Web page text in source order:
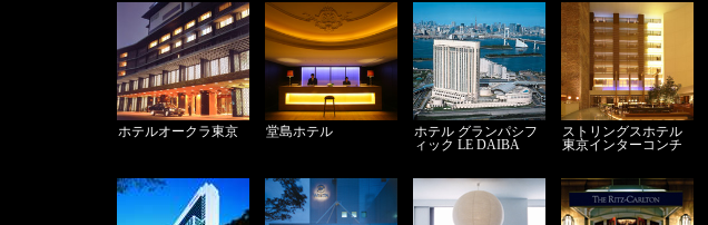
ホテルオークラ東京 堂島ホテル
ホテル グランパシフ
ィック LE DAIBA
ストリングスホテル
東京インターコンチ